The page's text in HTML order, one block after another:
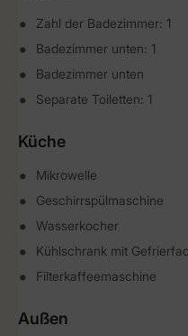
Zahl der Badezimmer: 1
Badezimmer unten: 1
Badezimmer unten
Separate Toiletten: 1
Küche
Mikrowelle
Geschirrspülmaschine
Wasserkocher
Kühlschrank mit
Filterkaffeemaschine
Außen